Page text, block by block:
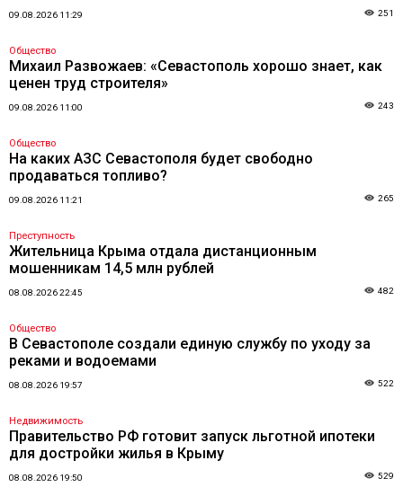
09.08.2026 11:29 251
Общество
Михаил Развожаев: «Севастополь хорошо знает, как
ценен труд строителя»
09.08.2026 11:00 243
Общество
На каких АЗС Севастополя будет свободно
продаваться топливо?
09.08.2026 11:21 265
Преступность
Жительница Крыма отдала дистанционным
мошенникам 14,5 млн рублей
08.08.2026 22:45 482
Общество
В Севастополе создали единую службу по уходу за
реками и водоемами
08.08.2026 19:57 522
Недвижимость
Правительство РФ готовит запуск льготной ипотеки
для достройки жилья в Крыму
08.08.2026 19:50 529